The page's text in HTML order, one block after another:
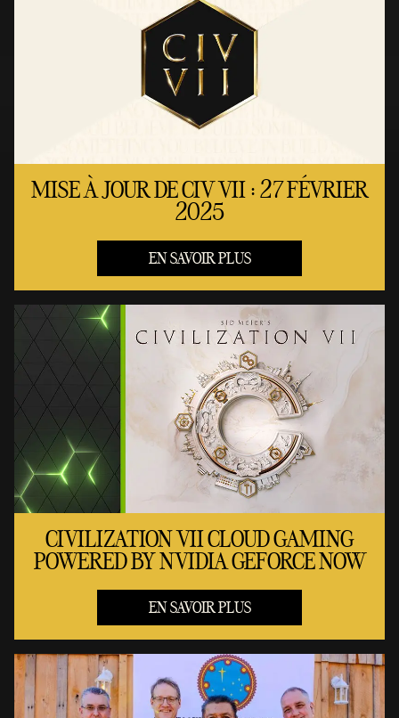
MISE À JOUR DE CIV VII : 27 FÉVRIER
2025
EN SAVOIR PLUS
CIVILIZATION VII CLOUD GAMING
POWERED BY NVIDIA GEFORCE NOW
EN SAVOIR PLUS